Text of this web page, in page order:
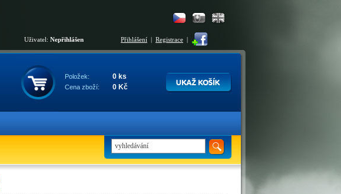
Uživatel: Nepřihlášen Přihlášení | Registrace |
Položek: 0 ks
Cena zboží: 0 Kč